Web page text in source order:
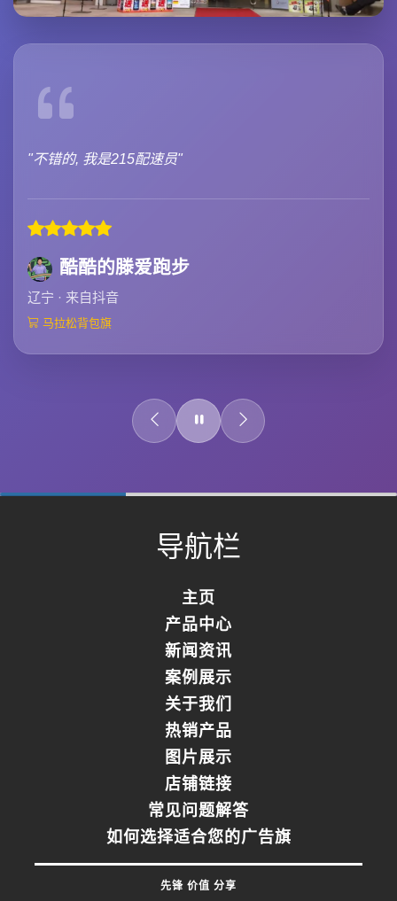
"不错的, 我是215配速员"
酷酷的滕爱跑步
辽宁 · 来自抖音
马拉松背包旗
0%
导航栏
主页
产品中心
新闻资讯
案例展示
关于我们
热销产品
图片展示
店铺链接
常见问题解答
如何选择适合您的广告旗
先锋 价值 分享